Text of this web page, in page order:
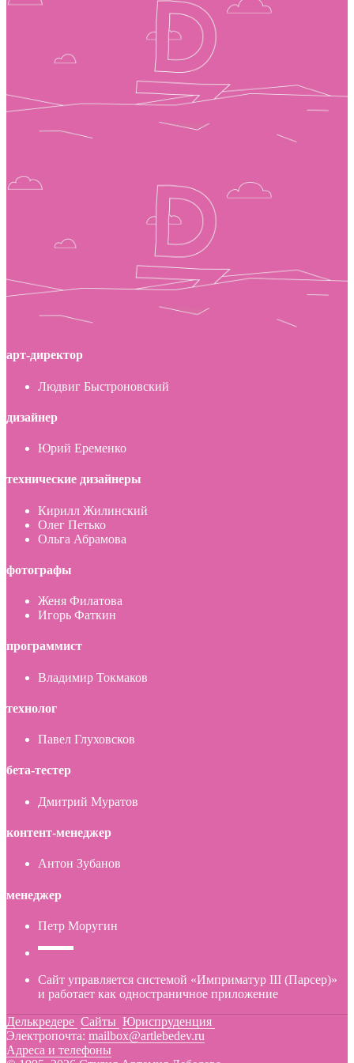
арт-директор
Людвиг Быстроновский
дизайнер
Юрий Еременко
технические дизайнеры
Кирилл Жилинский
Олег Петько
Ольга Абрамова
фотографы
Женя Филатова
Игорь Фаткин
программист
Владимир Токмаков
технолог
Павел Глуховсков
бета-тестер
Дмитрий Муратов
контент-менеджер
Антон Зубанов
менеджер
Петр Моругин
Сайт управляется системой «Имприматур III (Парсер)»
и работает как одностраничное приложение
Делькредере Сайты Юриспруденция
Электропочта: mailbox@artlebedev.ru
Адреса и телефоны